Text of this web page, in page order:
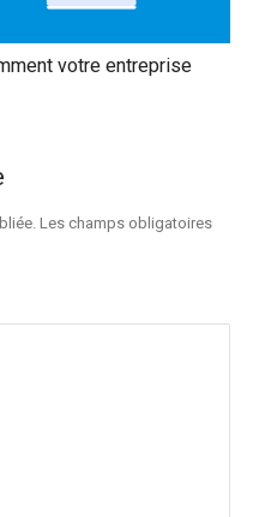
votre entreprise
Les champs obligatoires